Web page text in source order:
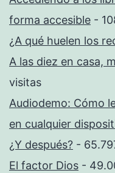
forma accesible -
¿A qué huelen los
A las diez en casa,
visitas
Audiodemo: Cómo
en cualquier
¿Y después? -
El factor Dios -